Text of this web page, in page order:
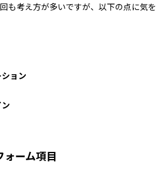
も考え方が多いですが、以下の点に気を
ョン
ォーム項目